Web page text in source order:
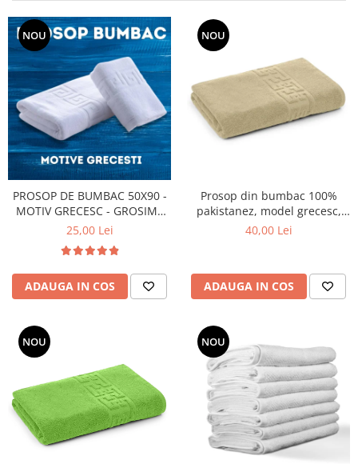
NOU
PROSOP DE BUMBAC 50X90 -
MOTIV GRECESC - GROSIME
450GR. - ALB
25,00 Lei
ADAUGA IN COS
NOU
Prosop din bumbac 100%
pakistanez, model grecesc,
Crem , 70x130 cm
40,00 Lei
ADAUGA IN COS
NOU NOU